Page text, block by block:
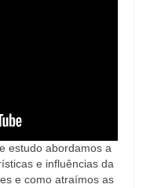
estudo abordamos a
e influências da
e como atraímos as